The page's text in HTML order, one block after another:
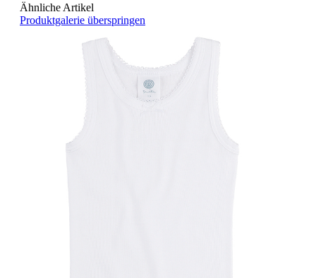
Ähnliche Artikel
Produktgalerie überspringen